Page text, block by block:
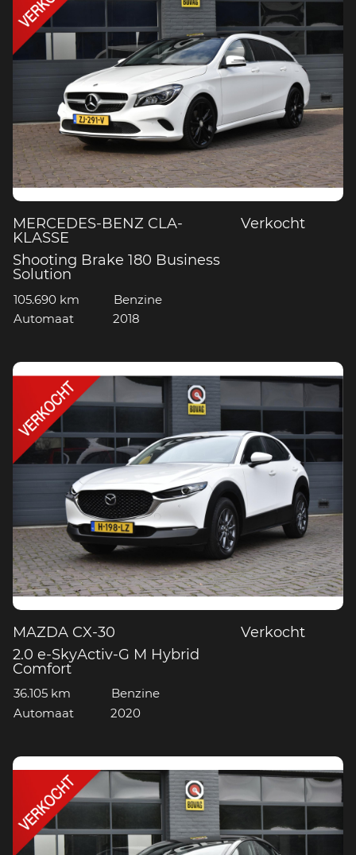
MERCEDES-BENZ CLA-
KLASSE
Shooting Brake 180 Business
Solution
Verkocht
105.690 km
Benzine
Automaat
2018
MAZDA CX-30
2.0 e-SkyActiv-G M Hybrid
Comfort
Verkocht
36.105 km
Benzine
Automaat
2020